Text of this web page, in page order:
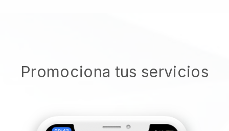
Promociona tus servicios